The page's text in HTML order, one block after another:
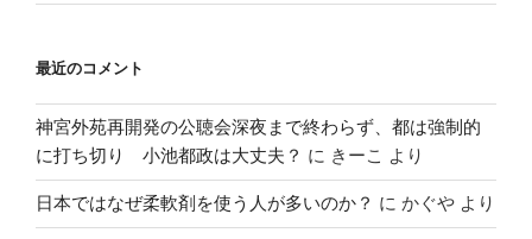
最近のコメント
神宮外苑再開発の公聴会深夜まで終わらず、都は強制的
に打ち切り 小池都政は大丈夫？ に きーこ より
日本ではなぜ柔軟剤を使う人が多いのか？ に かぐや より